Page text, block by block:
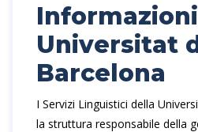
Universitat
Barcelona
I Servizi Linguistici della
la struttura responsabile della